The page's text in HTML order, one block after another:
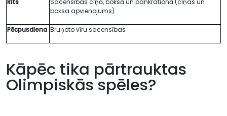
Rīts
Sacensības cīņā, boksā un pankrationā (cīņas un
boksa apvienojums)
Pēcpusdiena Bruņoto vīru sacensības
Kāpēc tika pārtrauktas
Olimpiskās spēles?